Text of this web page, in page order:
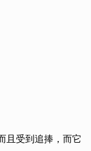
且受到追捧，而它